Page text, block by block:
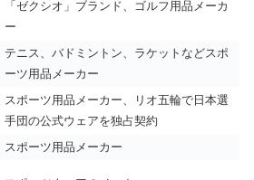
「ゼクシオ」ブランド、ゴルフ用品メーカ
ー
テニス、バドミントン、ラケットなどスポ
ーツ用品メーカー
スポーツ用品メーカー、リオ五輪で日本選
手団の公式ウェアを独占契約
スポーツ用品メーカー